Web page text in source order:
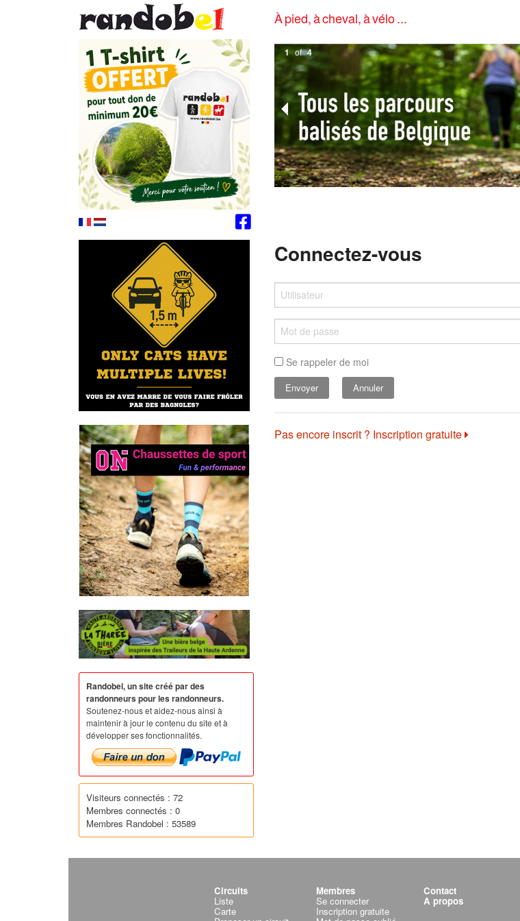
À pied, à cheval, à vélo ...
1 of 4
Connectez-vous
Se rappeler de moi
Annuler
Pas encore inscrit ? Inscription gratuite
Randobel, un site créé par des
randonneurs pour les randonneurs.
Soutenez-nous et aidez-nous ainsi à
maintenir à jour le contenu du site et à
développer ses fonctionnalités.
Visiteurs connectés : 72
Membres connectés : 0
Membres Randobel : 53589
Circuits
Liste
Carte
Membres
Se connecter
Inscription gratuite
Contact
A propos